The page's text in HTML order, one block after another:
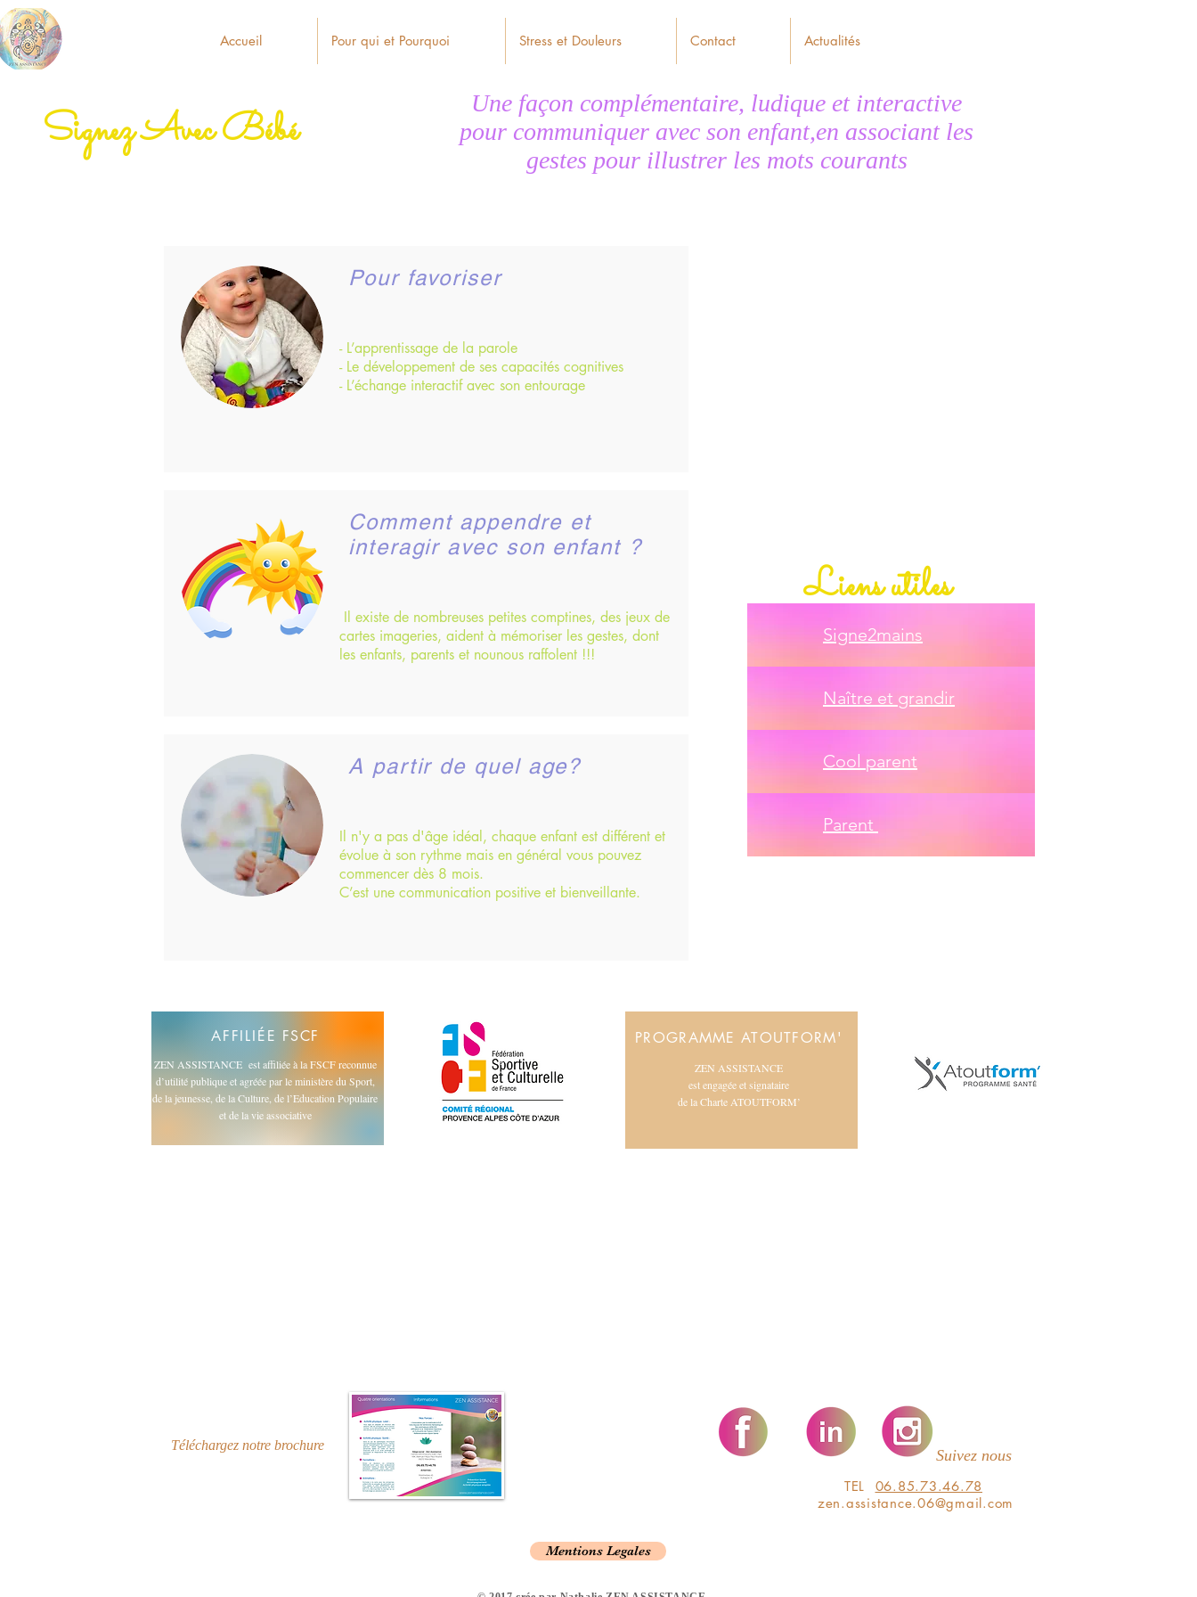
Accueil Pour qui et Pourquoi Stress et Douleurs Contact Actualités
Signez Avec Bébé
Une façon complémentaire, ludique et interactive
pour communiquer avec son enfant,en associant les
gestes pour illustrer les mots courants
Pour favoriser
- L’apprentissage de la parole
- Le développement de ses capacités cognitives
- L’échange interactif avec son entourage
Comment appendre et
interagir avec son enfant ?
Il existe de nombreuses petites comptines, des jeux de
cartes imageries, aident à mémoriser les gestes, dont
les enfants, parents et nounous raffolent !!!
A partir de quel age?
Il n'y a pas d'âge idéal, chaque enfant est différent et
évolue à son rythme mais en général vous pouvez
commencer dès 8 mois.
C’est une communication positive et bienveillante.
Signe2mains
Naître et grandir
Cool parent
Parent
Liens utiles
AFFILIÉE FSCF
ZEN ASSISTANCE est affiliée à la FSCF reconnue
d’utilité publique et agréée par le ministère du Sport,
de la jeunesse, de la Culture, de l’Education Populaire
et de la vie associative
*
PROGRAMME ATOUTFORM'
ZEN ASSISTANCE
est engagée et signataire
de la Charte ATOUTFORM’
Téléchargez notre brochure
Suivez nous
TEL 06.85.73.46.78
zen.assistance.06@gmail.com
Mentions Legales